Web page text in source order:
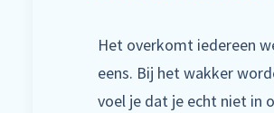
Het overkomt iedereen
eens. Bij het wakker
voel je dat je echt niet in